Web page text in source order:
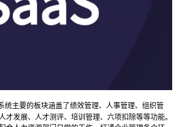
统主要的板块涵盖了绩效管理、人事管理、组织管
才发展、人才测评、培训管理、六项扣除等等功能。